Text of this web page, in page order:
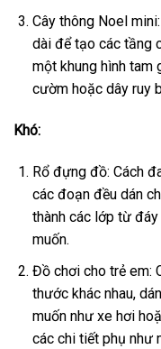
Cây thông Noel
dài để tạo các tầng
một khung hình tam
cườm hoặc dây ruy
Khó:
Rổ đựng đồ: Cách
các đoạn đều dán
thành các lớp từ
muốn.
Đồ chơi cho trẻ em:
thước khác nhau,
muốn như xe hơi
các chi tiết phụ như